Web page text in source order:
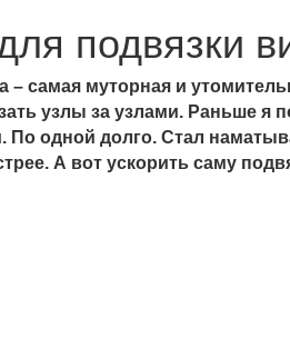
подвязки
– самая муторная и
узлы за узлами. Раньше я
По одной долго. Стал
А вот ускорить саму